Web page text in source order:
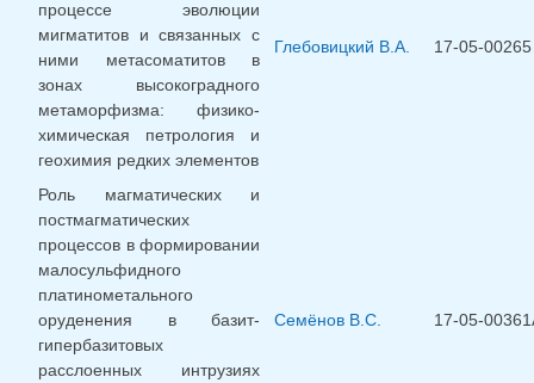
процессе эволюции
мигматитов и связанных с
ними метасоматитов в
зонах высокоградного
метаморфизма: физико-
химическая петрология и
геохимия редких элементов
Глебовицкий В.А. 17-05-00265
Роль магматических и
постмагматических
процессов в формировании
малосульфидного
платинометального
оруденения в базит-
гипербазитовых
расслоенных интрузиях
Семёнов В.С. 17-05-